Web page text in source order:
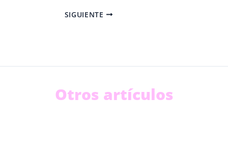
SIGUIENTE
Otros artículos